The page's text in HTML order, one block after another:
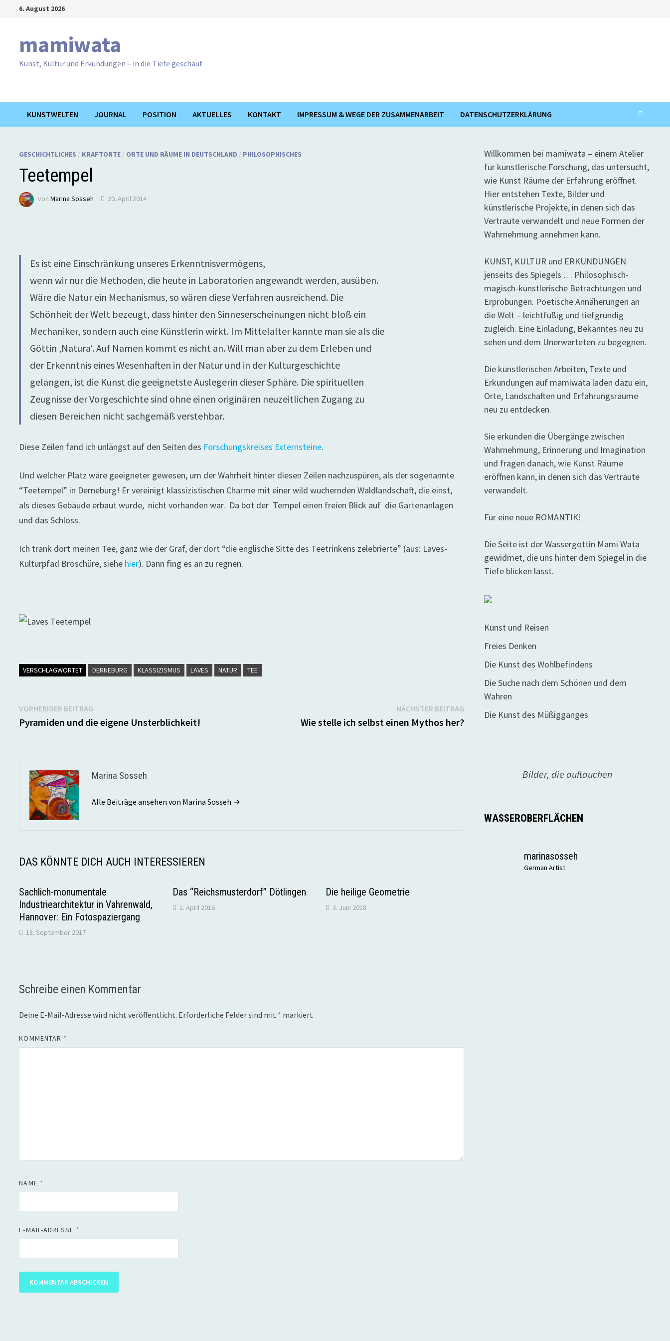
6. August 2026
mamiwata
Kunst, Kultur und Erkundungen – in die Tiefe geschaut
KUNSTWELTEN JOURNAL POSITION AKTUELLES KONTAKT IMPRESSUM & WEGE DER ZUSAMMENARBEIT DATENSCHUTZERKLÄRUNG
GESCHICHTLICHES / KRAFTORTE / ORTE UND RÄUME IN DEUTSCHLAND / PHILOSOPHISCHES
Teetempel
vonMarina Sosseh 20. April 2014
Es ist eine Einschränkung unseres Erkenntnisvermögens,
wenn wir nur die Methoden, die heute in Laboratorien angewandt werden, ausüben.
Wäre die Natur ein Mechanismus, so wären diese Verfahren ausreichend. Die
Schönheit der Welt bezeugt, dass hinter den Sinneserscheinungen nicht bloß ein
Mechaniker, sondern auch eine Künstlerin wirkt. Im Mittelalter kannte man sie als die
Göttin ‚Natura‘. Auf Namen kommt es nicht an. Will man aber zu dem Erleben und
der Erkenntnis eines Wesenhaften in der Natur und in der Kulturgeschichte
gelangen, ist die Kunst die geeignetste Auslegerin dieser Sphäre. Die spirituellen
Zeugnisse der Vorgeschichte sind ohne einen originären neuzeitlichen Zugang zu
diesen Bereichen nicht sachgemäß verstehbar.
Diese Zeilen fand ich unlängst auf den Seiten des Forschungskreises Externsteine.
Und welcher Platz wäre geeigneter gewesen, um der Wahrheit hinter diesen Zeilen nachzuspüren, als der sogenannte
“Teetempel” in Derneburg! Er vereinigt klassizistischen Charme mit einer wild wuchernden Waldlandschaft, die einst,
als dieses Gebäude erbaut wurde, nicht vorhanden war. Da bot der Tempel einen freien Blick auf die Gartenanlagen
und das Schloss.
Ich trank dort meinen Tee, ganz wie der Graf, der dort “die englische Sitte des Teetrinkens zelebrierte” (aus: Laves-
Kulturpfad Broschüre, siehe hier). Dann fing es an zu regnen.
VERSCHLAGWORTET DERNEBURG KLASSIZISMUS LAVES NATUR TEE
Beitragsnavigation
VORHERIGER BEITRAG
Beitrag:
Pyramiden und die eigene Unsterblichkeit!
NÄCHSTER BEITRAGNächster
Beitrag:
Wie stelle ich selbst einen Mythos her?
Marina Sosseh
Alle Beiträge ansehen von Marina Sosseh →
DAS KÖNNTE DICH AUCH INTERESSIEREN
Sachlich-monumentale
Industriearchitektur in Vahrenwald,
Hannover: Ein Fotospaziergang
18. September 2017
Das “Reichsmusterdorf” Dötlingen
1. April 2016
Die heilige Geometrie
3. Juni 2018
Schreibe einen Kommentar
Deine E-Mail-Adresse wird nicht veröffentlicht. Erforderliche Felder sind mit * markiert
KOMMENTAR *
NAME *
E-MAIL-ADRESSE *
Willkommen bei mamiwata – einem Atelier
für künstlerische Forschung, das untersucht,
wie Kunst Räume der Erfahrung eröffnet.
Hier entstehen Texte, Bilder und
künstlerische Projekte, in denen sich das
Vertraute verwandelt und neue Formen der
Wahrnehmung annehmen kann.
KUNST, KULTUR und ERKUNDUNGEN
jenseits des Spiegels … Philosophisch-
magisch-künstlerische Betrachtungen und
Erprobungen. Poetische Annäherungen an
die Welt – leichtfüßig und tiefgründig
zugleich. Eine Einladung, Bekanntes neu zu
sehen und dem Unerwarteten zu begegnen.
Die künstlerischen Arbeiten, Texte und
Erkundungen auf mamiwata laden dazu ein,
Orte, Landschaften und Erfahrungsräume
neu zu entdecken.
Sie erkunden die Übergänge zwischen
Wahrnehmung, Erinnerung und Imagination
und fragen danach, wie Kunst Räume
eröffnen kann, in denen sich das Vertraute
verwandelt.
Für eine neue ROMANTIK!
Die Seite ist der Wassergöttin Mami Wata
gewidmet, die uns hinter dem Spiegel in die
Tiefe blicken lässt.
Kunst und Reisen
Freies Denken
Die Kunst des Wohlbefindens
Die Suche nach dem Schönen und dem
Wahren
Die Kunst des Müßigganges
Bilder, die auftauchen
WASSEROBERFLÄCHEN
marinasosseh
German Artist